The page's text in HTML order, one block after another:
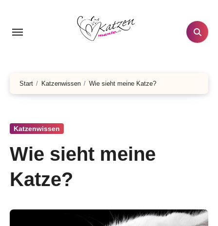
springen
Start Katzenwissen Wie sieht meine Katze?
Katzenwissen
Wie sieht meine
Katze?